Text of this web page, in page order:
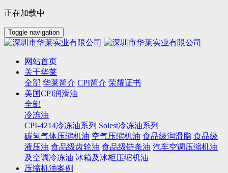
正在加载中
Toggle navigation
网站首页
关于华莱
全部 华莱简介 CPI简介 荣耀证书
美国CPI润滑油
全部
冷冻油
CPI-4214冷冻油系列 Solest冷冻油系列
碳氢气体压缩机油 空气压缩机油 食品级润滑脂 食品级
液压油 食品级齿轮油 食品级链条油 汽车空调压缩机油
及空调冷冻油 冰箱及冰柜压缩机油
压缩机油案例